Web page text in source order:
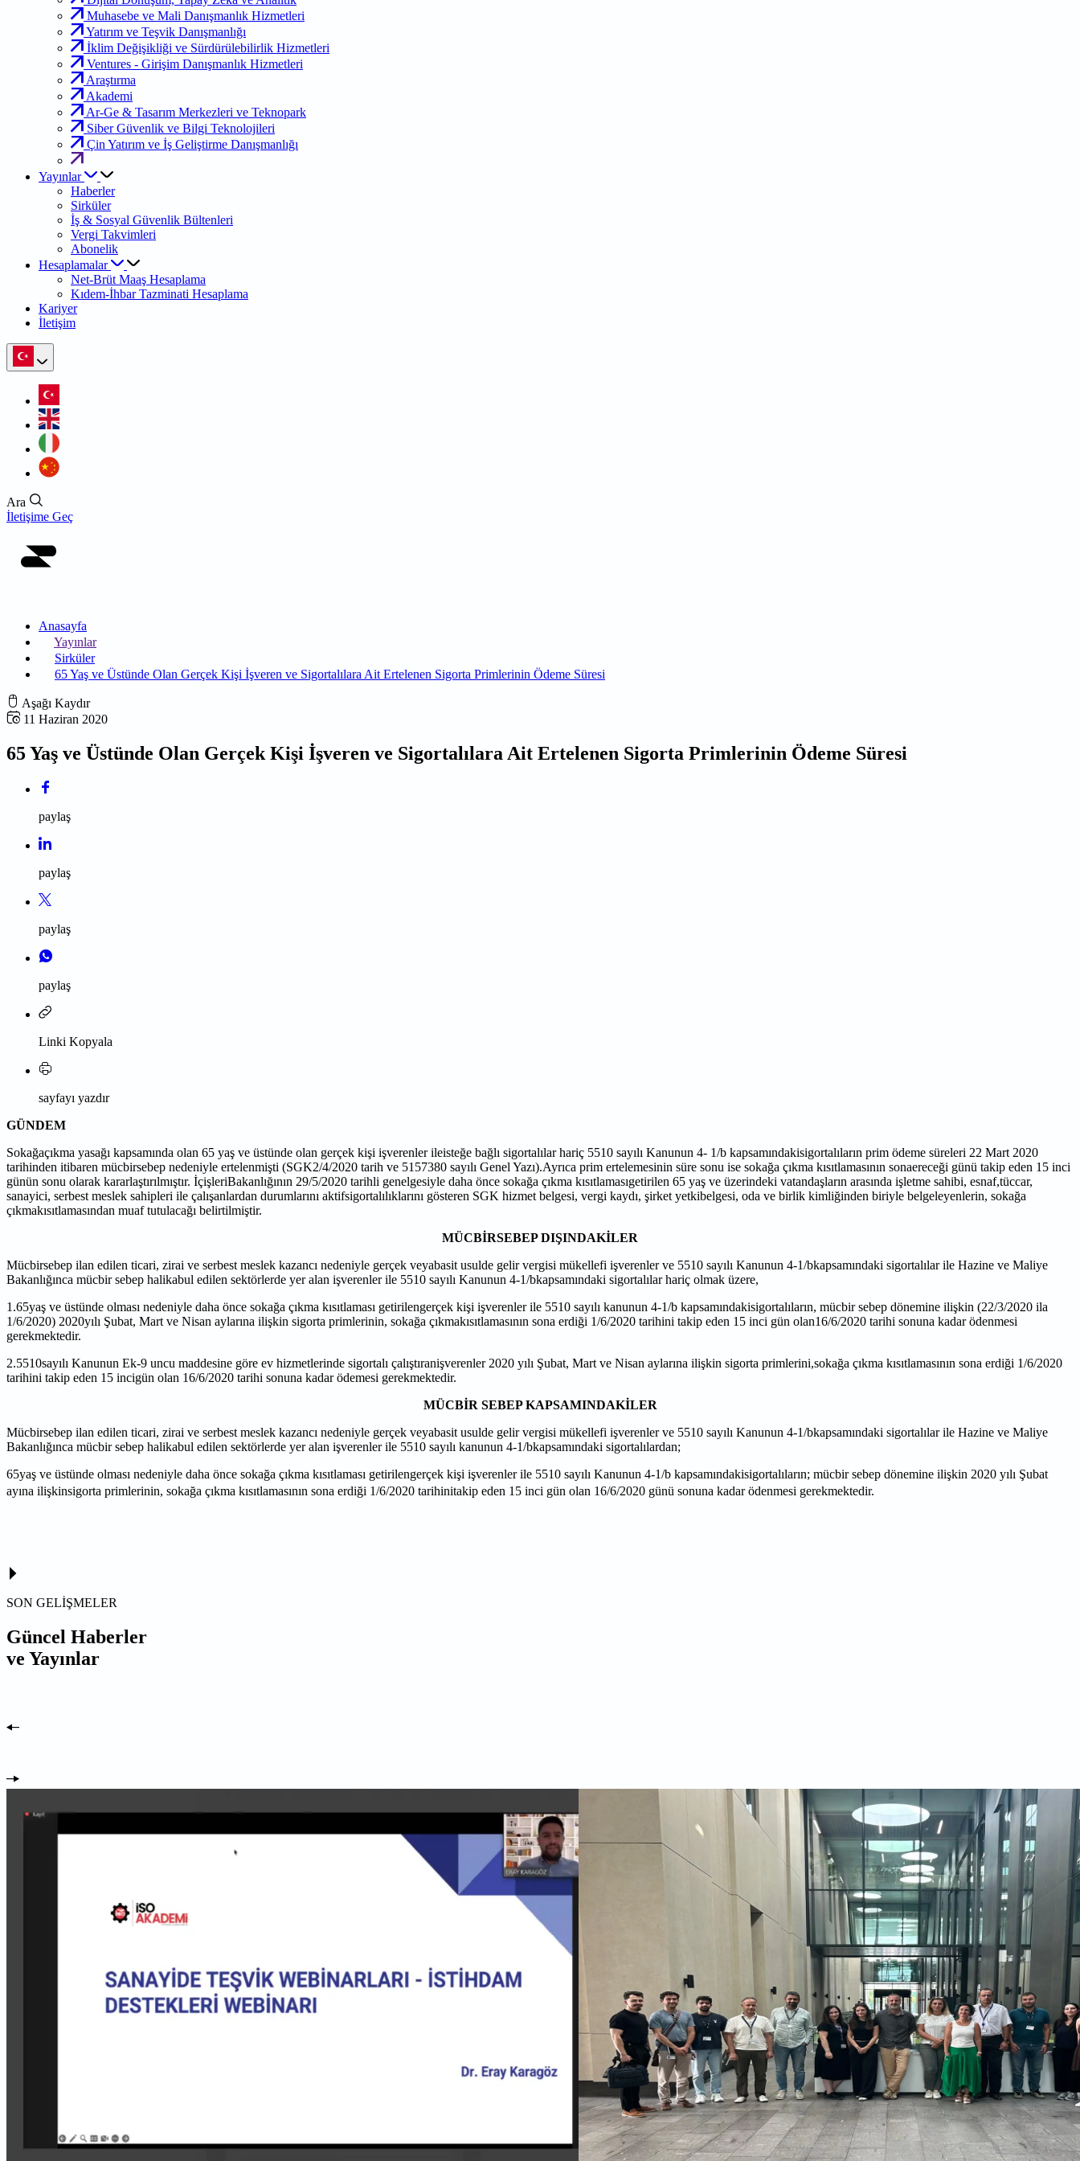
Muhasebe ve Mali Danışmanlık Hizmetleri
Yatırım ve Teşvik Danışmanlığı
İklim Değişikliği ve Sürdürülebilirlik Hizmetleri
Ventures - Girişim Danışmanlık Hizmetleri
Araştırma
Akademi
Ar-Ge & Tasarım Merkezleri ve Teknopark
Siber Güvenlik ve Bilgi Teknolojileri
Çin Yatırım ve İş Geliştirme Danışmanlığı
Yayınlar
Haberler
Sirküler
İş & Sosyal Güvenlik Bültenleri
Vergi Takvimleri
Abonelik
Hesaplamalar
Net-Brüt Maaş Hesaplama
Kıdem-İhbar Tazminati Hesaplama
Kariyer
İletişim
Ara
İletişime Geç
Anasayfa
Yayınlar
Sirküler
65 Yaş ve Üstünde Olan Gerçek Kişi İşveren ve Sigortalılara Ait Ertelenen Sigorta Primlerinin Ödeme Süresi
Aşağı Kaydır
11 Haziran 2020
65 Yaş ve Üstünde Olan Gerçek Kişi İşveren ve Sigortalılara Ait Ertelenen Sigorta Primlerinin Ödeme Süresi
paylaş
paylaş
paylaş
paylaş
Linki Kopyala
sayfayı yazdır
GÜNDEM
Sokağaçıkma yasağı kapsamında olan 65 yaş ve üstünde olan gerçek kişi işverenler ileisteğe bağlı sigortalılar hariç 5510 sayılı Kanunun 4- 1/b kapsamındakisigortalıların prim ödeme süreleri 22 Mart 2020
tarihinden itibaren mücbirsebep nedeniyle ertelenmişti (SGK2/4/2020 tarih ve 5157380 sayılı Genel Yazı).Ayrıca prim ertelemesinin süre sonu ise sokağa çıkma kısıtlamasının sonaereceği günü takip eden 15 inci
günün sonu olarak kararlaştırılmıştır. İçişleriBakanlığının 29/5/2020 tarihli genelgesiyle daha önce sokağa çıkma kısıtlamasıgetirilen 65 yaş ve üzerindeki vatandaşların arasında işletme sahibi, esnaf,tüccar,
sanayici, serbest meslek sahipleri ile çalışanlardan durumlarını aktifsigortalılıklarını gösteren SGK hizmet belgesi, vergi kaydı, şirket yetkibelgesi, oda ve birlik kimliğinden biriyle belgeleyenlerin, sokağa
çıkmakısıtlamasından muaf tutulacağı belirtilmiştir.
MÜCBİRSEBEP DIŞINDAKİLER
Mücbirsebep ilan edilen ticari, zirai ve serbest meslek kazancı nedeniyle gerçek veyabasit usulde gelir vergisi mükellefi işverenler ve 5510 sayılı Kanunun 4-1/bkapsamındaki sigortalılar ile Hazine ve Maliye
Bakanlığınca mücbir sebep halikabul edilen sektörlerde yer alan işverenler ile 5510 sayılı Kanunun 4-1/bkapsamındaki sigortalılar hariç olmak üzere,
1.65yaş ve üstünde olması nedeniyle daha önce sokağa çıkma kısıtlaması getirilengerçek kişi işverenler ile 5510 sayılı kanunun 4-1/b kapsamındakisigortalıların, mücbir sebep dönemine ilişkin (22/3/2020 ila
1/6/2020) 2020yılı Şubat, Mart ve Nisan aylarına ilişkin sigorta primlerinin, sokağa çıkmakısıtlamasının sona erdiği 1/6/2020 tarihini takip eden 15 inci gün olan16/6/2020 tarihi sonuna kadar ödenmesi
gerekmektedir.
2.5510sayılı Kanunun Ek-9 uncu maddesine göre ev hizmetlerinde sigortalı çalıştıranişverenler 2020 yılı Şubat, Mart ve Nisan aylarına ilişkin sigorta primlerini,sokağa çıkma kısıtlamasının sona erdiği 1/6/2020
tarihini takip eden 15 incigün olan 16/6/2020 tarihi sonuna kadar ödemesi gerekmektedir.
MÜCBİR SEBEP KAPSAMINDAKİLER
Mücbirsebep ilan edilen ticari, zirai ve serbest meslek kazancı nedeniyle gerçek veyabasit usulde gelir vergisi mükellefi işverenler ve 5510 sayılı Kanunun 4-1/bkapsamındaki sigortalılar ile Hazine ve Maliye
Bakanlığınca mücbir sebep halikabul edilen sektörlerde yer alan işverenler ile 5510 sayılı kanunun 4-1/bkapsamındaki sigortalılardan;
65yaş ve üstünde olması nedeniyle daha önce sokağa çıkma kısıtlaması getirilengerçek kişi işverenler ile 5510 sayılı Kanunun 4-1/b kapsamındakisigortalıların; mücbir sebep dönemine ilişkin 2020 yılı Şubat
ayına ilişkinsigorta primlerinin, sokağa çıkma kısıtlamasının sona erdiği 1/6/2020 tarihinitakip eden 15 inci gün olan 16/6/2020 günü sonuna kadar ödenmesi gerekmektedir.
SON GELİŞMELER
Güncel Haberler
ve Yayınlar